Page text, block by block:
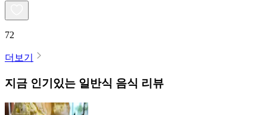
72
더보기
지금 인기있는 일반식 음식 리뷰